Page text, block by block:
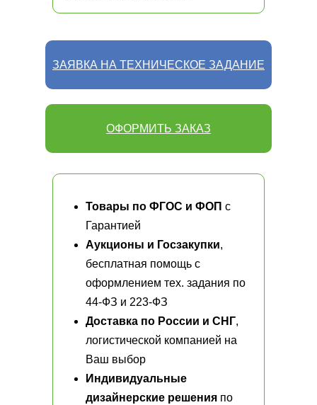
ЗАЯВКА НА ТЕХНИЧЕСКОЕ ЗАДАНИЕ
ОФОРМИТЬ ЗАКАЗ
Товары по ФГОС и ФОП с
Гарантией
Аукционы и Госзакупки,
бесплатная помощь с
оформлением тех. задания по
44-ФЗ и 223-ФЗ
Доставка по России и СНГ,
логистической компанией на
Ваш выбор
Индивидуальные
дизайнерские решения по